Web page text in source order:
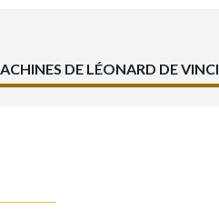
DE LÉONARD DE VINCI